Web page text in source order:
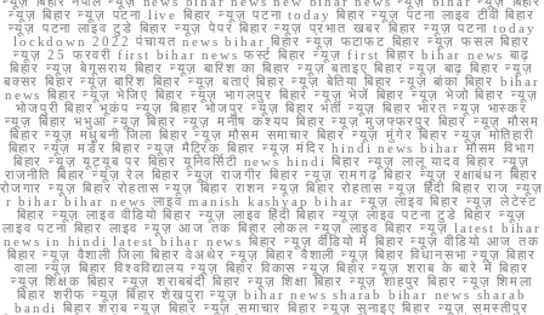
न्यूज़ बिहार न्यूज़ पटना live बिहार न्यूज़ पटना today बिहार न्यूज़ पटना लाइव टीवी बिहार
न्यूज़ पटना लाइव टुडे बिहार न्यूज़ पेपर बिहार न्यूज़ प्रभात खबर बिहार न्यूज़ पटना today
lockdown 2022 पंचायत news bihar बिहार न्यूज़ फटाफट बिहार न्यूज़ फसल बिहार
न्यूज़ 25 फरवरी first bihar news फर्स्ट बिहार न्यूज़ first बिहार bihar news बाढ़
बिहार न्यूज़ बेगूसराय बिहार न्यूज़ बारिश का बिहार न्यूज़ बताइए बिहार न्यूज़ बाढ़ बिहार न्यूज़
बक्सर बिहार न्यूज़ बारिश बिहार न्यूज़ बताएं बिहार न्यूज़ बेतिया बिहार न्यूज़ बांका बिहार bihar
news बिहार न्यूज़ भेजिए बिहार न्यूज़ भागलपुर बिहार न्यूज़ भेजें बिहार न्यूज़ भेजो बिहार न्यूज़
भोजपुरी बिहार भूकंप न्यूज़ बिहार भोजपुर न्यूज़ बिहार भर्ती न्यूज़ बिहार भारत न्यूज़ भास्कर
न्यूज़ बिहार भभुआ न्यूज़ बिहार न्यूज़ मनीष कश्यप बिहार न्यूज़ मुजफ्फरपुर बिहार न्यूज़ मौसम
बिहार न्यूज़ मधुबनी जिला बिहार न्यूज़ मौसम समाचार बिहार न्यूज़ मुंगेर बिहार न्यूज़ मोतिहारी
बिहार न्यूज़ मर्डर बिहार न्यूज़ मैट्रिक बिहार न्यूज़ मंदिर hindi news bihar मौसम विभाग
बिहार न्यूज़ यूट्यूब पर बिहार यूनिवर्सिटी news hindi बिहार न्यूज़ लालू यादव बिहार न्यूज़
राजनीति बिहार न्यूज़ रेल बिहार न्यूज़ राजगीर बिहार न्यूज़ रामगढ़ बिहार न्यूज़ रक्षाबंधन बिहार
रोजगार न्यूज़ बिहार रोहतास न्यूज़ बिहार राशन न्यूज़ बिहार रोहतास न्यूज़ हिंदी बिहार राज न्यूज़
r bihar bihar news लाइव manish kashyap bihar न्यूज़ लाइव बिहार न्यूज़ लेटेस्ट
बिहार न्यूज़ लाइव वीडियो बिहार न्यूज़ लाइव हिंदी बिहार न्यूज़ लाइव पटना टुडे बिहार न्यूज़
लाइव पटना बिहार लाइव न्यूज़ आज तक बिहार लोकल न्यूज़ लाइव बिहार न्यूज़ latest bihar
news in hindi latest bihar news बिहार न्यूज़ वीडियो में बिहार न्यूज़ वीडियो आज तक
बिहार न्यूज़ वैशाली जिला बिहार वेअथेर न्यूज़ बिहार वैशाली न्यूज़ बिहार विधानसभा न्यूज़ बिहार
वाला न्यूज़ बिहार विश्वविद्यालय न्यूज़ बिहार विकास न्यूज़ बिहार न्यूज़ शराब के बारे में बिहार
न्यूज़ शिक्षक बिहार न्यूज़ शराबबंदी बिहार न्यूज़ शिक्षा बिहार न्यूज़ शाहपुर बिहार न्यूज़ शिमला
बिहार शरीफ न्यूज़ बिहार शेखपुरा न्यूज़ bihar news sharab bihar news sharab
bandi बिहार शराब न्यूज़ बिहार न्यूज़ समाचार बिहार न्यूज़ सुनाइए बिहार न्यूज़ समस्तीपुर